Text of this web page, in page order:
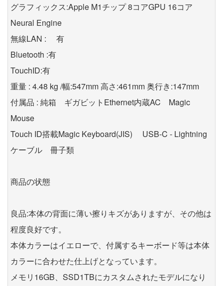
グラフィックス:Apple M1チップ 8コアGPU 16コア
Neural Engine
無線LAN : 有
Bluetooth :有
TouchID:有
重量 : 4.48 kg /幅:547mm 高さ:461mm 奥行き:147mm
付属品 : 純箱 ギガビットEthernet内蔵AC Magic
Mouse
Touch ID搭載Magic Keyboard(JIS) USB-C - Lightning
ケーブル 冊子類
商品の状態
良品:本体の背面に薄い擦りキズがありますが、その他は
程度良好です。
本体カラーはイエローで、付属するキーボード等は本体
カラーに合わせた仕上げとなっています。
メモリ16GB、SSD1TBにカスタムされたモデルになり